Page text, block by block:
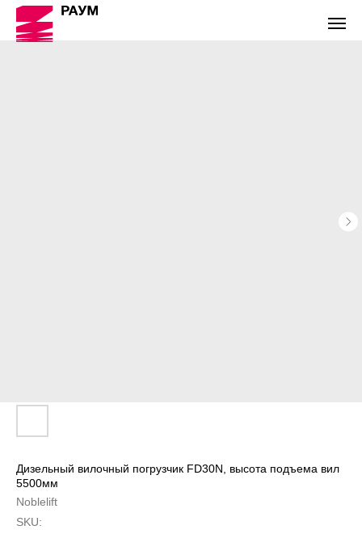
Дизельный вилочный погрузчик FD30N, высота подъема вил
5500мм
Noblelift
SKU: